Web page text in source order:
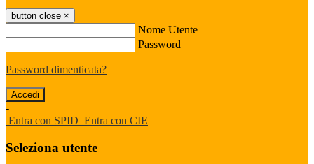
button close ×
Nome Utente
Password
Password dimenticata?
-
Entra con SPID Entra con CIE
Seleziona utente